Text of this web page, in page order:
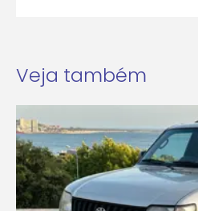
Veja também